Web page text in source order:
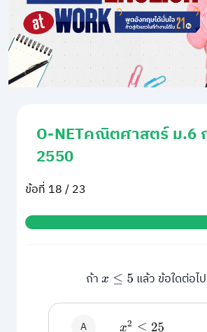
O-NETคณิตศาสตร์ ม.6
2550
ข้อที่ 18 / 23
ถ้าx≤ 5 แล้ว ข้อใดต่อไ
A